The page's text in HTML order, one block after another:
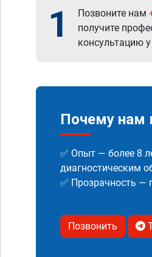
1 Позвоните нам
получите
консультацию
Почему нам
✅ Опыт — более 8
диагностическим
✅ Прозрачность —
Позвонить